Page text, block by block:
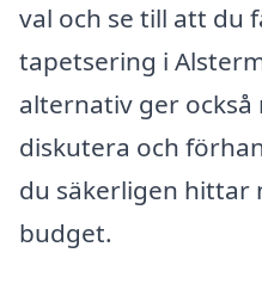
val och se till att du
tapetsering i
alternativ ger
diskutera och
du säkerligen hittar
budget.